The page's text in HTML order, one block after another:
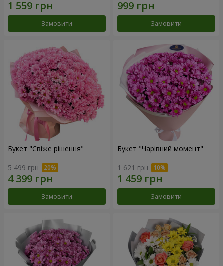
Замовити Замовити
Букет "Свіже рішення"
5 499 грн
Замовити
Букет "Чарівний момент"
1 621 грн
Замовити